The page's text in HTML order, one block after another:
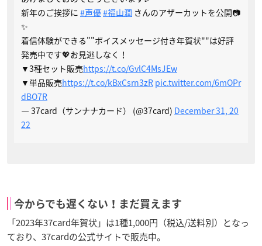
新年のご挨拶に #声優#福山潤 さんのアザーカットを公開📷
✨
着信体験ができる""ボイスメッセージ付き年賀状""は好評
発売中です💖お見逃しなく！
▼3種セット販売https://t.co/GvlC4MsJEw
▼単品販売https://t.co/kBxCsrn3zR pic.twitter.com/6mOPr
dBO7R
— 37card（サンナナカード） (@37card) December 31, 20
22
今からでも遅くない！まだ買えます
「2023年37card年賀状」は1種1,000円（税込/送料別）となっ
ており、37cardの公式サイトで販売中。